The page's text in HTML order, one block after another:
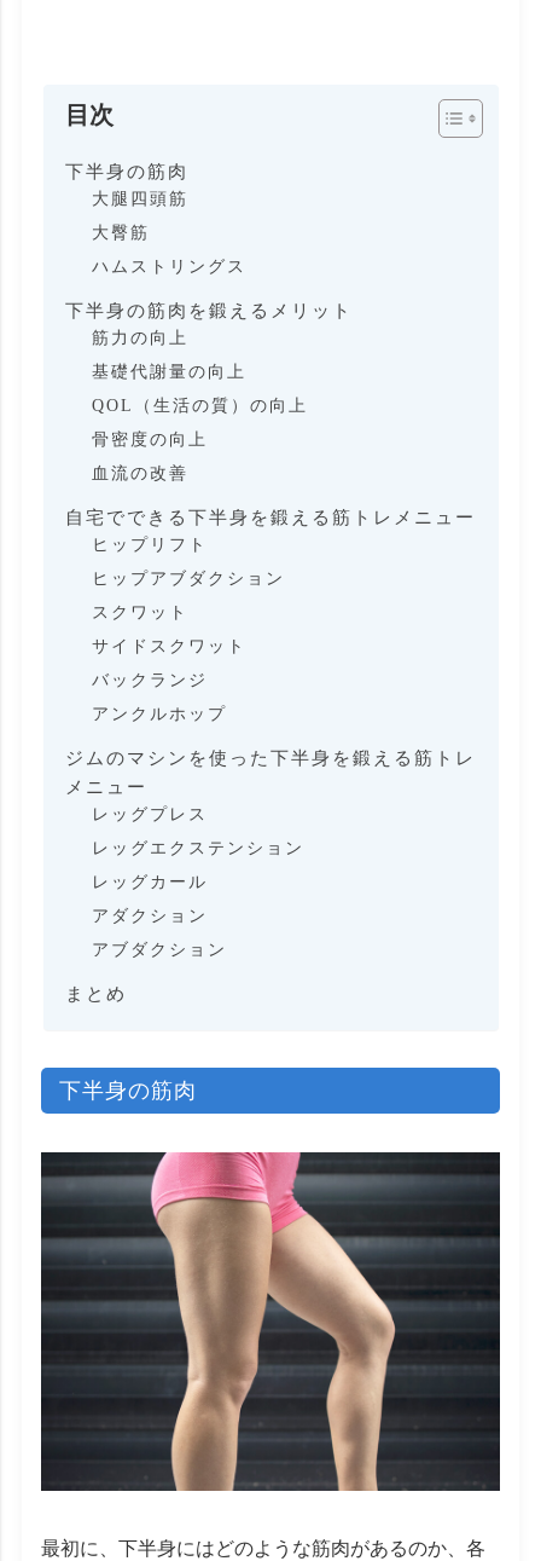
目次
下半身の筋肉
大腿四頭筋
大臀筋
ハムストリングス
下半身の筋肉を鍛えるメリット
筋力の向上
基礎代謝量の向上
QOL（生活の質）の向上
骨密度の向上
血流の改善
自宅でできる下半身を鍛える筋トレメニュー
ヒップリフト
ヒップアブダクション
スクワット
サイドスクワット
バックランジ
アンクルホップ
ジムのマシンを使った下半身を鍛える筋トレ
メニュー
レッグプレス
レッグエクステンション
レッグカール
アダクション
アブダクション
まとめ
下半身の筋肉
最初に、下半身にはどのような筋肉があるのか、各